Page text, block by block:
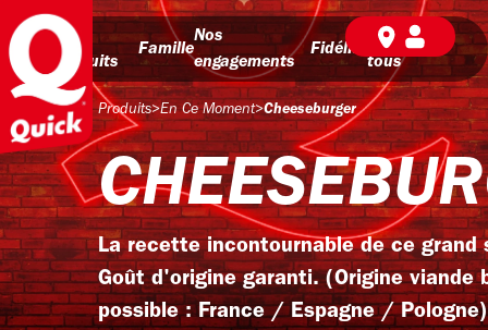
Nos
produits
Famille
Nos
engagements
Fidélité
BD pour
tous
Produits>En Ce Moment>Cheeseburger
La recette incontournable de ce grand
Goût d'origine garanti. (Origine viande
possible : France / Espagne / Pologne)